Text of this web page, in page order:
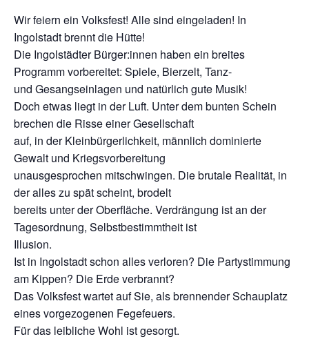
Wir feiern ein Volksfest! Alle sind eingeladen! In
Ingolstadt brennt die Hütte!
Die Ingolstädter Bürger:innen haben ein breites
Programm vorbereitet: Spiele, Bierzelt, Tanz-
und Gesangseinlagen und natürlich gute Musik!
Doch etwas liegt in der Luft. Unter dem bunten Schein
brechen die Risse einer Gesellschaft
auf, in der Kleinbürgerlichkeit, männlich dominierte
Gewalt und Kriegsvorbereitung
unausgesprochen mitschwingen. Die brutale Realität, in
der alles zu spät scheint, brodelt
bereits unter der Oberfläche. Verdrängung ist an der
Tagesordnung, Selbstbestimmtheit ist
Illusion.
Ist in Ingolstadt schon alles verloren? Die Partystimmung
am Kippen? Die Erde verbrannt?
Das Volksfest wartet auf Sie, als brennender Schauplatz
eines vorgezogenen Fegefeuers.
Für das leibliche Wohl ist gesorgt.